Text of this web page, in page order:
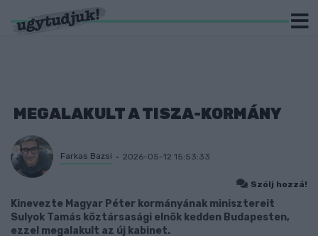
MEGALAKULT A TISZA-KORMÁNY
Farkas Bazsi 2026-05-12 15:53:33
Szólj hozzá!
Kinevezte Magyar Péter kormányának minisztereit
Sulyok Tamás köztársasági elnök kedden Budapesten,
ezzel megalakult az új kabinet.